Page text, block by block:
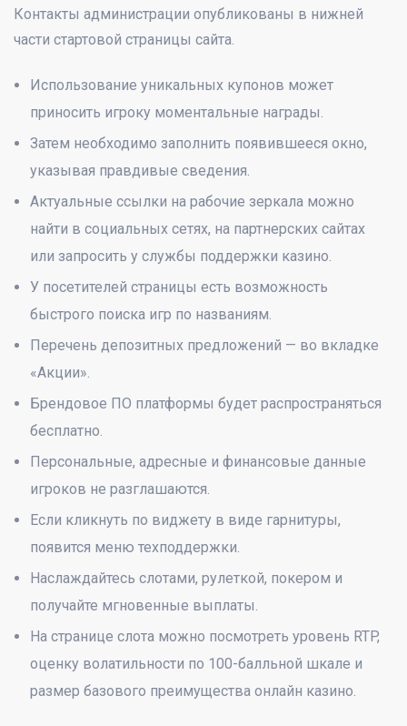
Контакты администрации опубликованы в нижней
части стартовой страницы сайта.
Использование уникальных купонов может
приносить игроку моментальные награды.
Затем необходимо заполнить появившееся окно,
указывая правдивые сведения.
Актуальные ссылки на рабочие зеркала можно
найти в социальных сетях, на партнерских сайтах
или запросить у службы поддержки казино.
У посетителей страницы есть возможность
быстрого поиска игр по названиям.
Перечень депозитных предложений — во вкладке
«Акции».
Брендовое ПО платформы будет распространяться
бесплатно.
Персональные, адресные и финансовые данные
игроков не разглашаются.
Если кликнуть по виджету в виде гарнитуры,
появится меню техподдержки.
Наслаждайтесь слотами, рулеткой, покером и
получайте мгновенные выплаты.
На странице слота можно посмотреть уровень RTP,
оценку волатильности по 100-балльной шкале и
размер базового преимущества онлайн казино.